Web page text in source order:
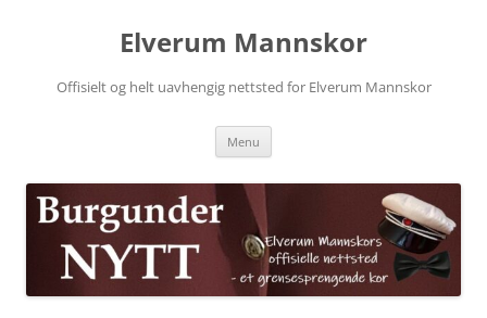
Elverum Mannskor
Offisielt og helt uavhengig nettsted for Elverum Mannskor
Menu